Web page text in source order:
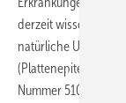
derzeit
natürliche UV-
Nummer 5103 BKV